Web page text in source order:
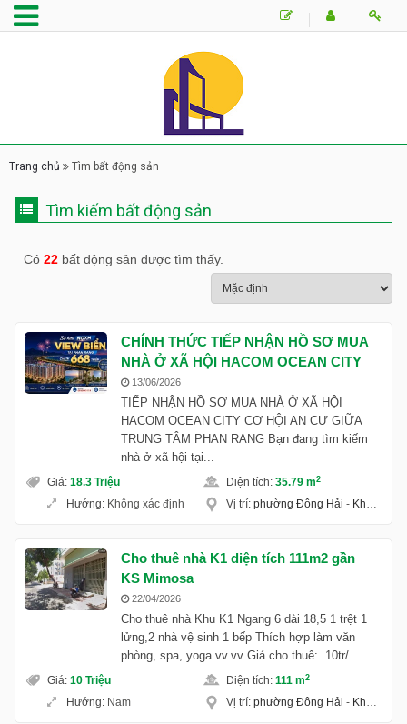
Trang chủ Tìm bất động sản
Tìm kiếm bất động sản
Có 22 bất động sản được tìm thấy.
CHÍNH THỨC TIẾP NHẬN HỒ SƠ MUA
NHÀ Ở XÃ HỘI HACOM OCEAN CITY
13/06/2026
TIẾP NHẬN HỒ SƠ MUA NHÀ Ở XÃ HỘI
HACOM OCEAN CITY CƠ HỘI AN CƯ GIỮA
TRUNG TÂM PHAN RANG Bạn đang tìm kiếm
nhà ở xã hội tại...
Giá: 18.3 Triệu Diện tích: 35.79 m2
Hướng: Không xác định Vị trí: phường Đông Hải - Khánh Hoà
Cho thuê nhà K1 diện tích 111m2 gần
KS Mimosa
22/04/2026
Cho thuê nhà Khu K1 Ngang 6 dài 18,5 1 trệt 1
lửng,2 nhà vệ sinh 1 bếp Thích hợp làm văn
phòng, spa, yoga vv.vv Giá cho thuê: 10tr/...
Giá: 10 Triệu Diện tích: 111 m2
Hướng: Nam Vị trí: phường Đông Hải - Khánh Hoà